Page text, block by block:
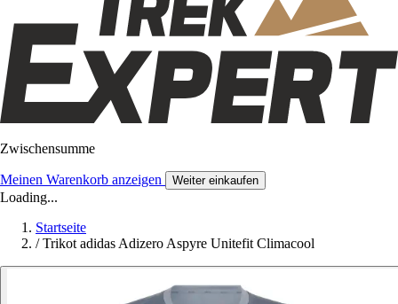
Zwischensumme
Meinen Warenkorb anzeigen Weiter einkaufen
Loading...
Startseite
/ Trikot adidas Adizero Aspyre Unitefit Climacool